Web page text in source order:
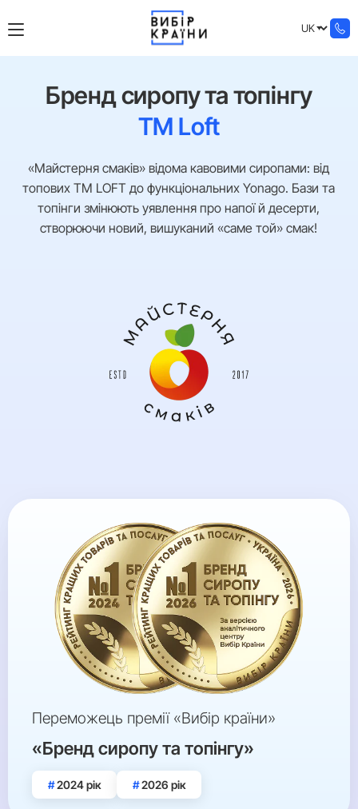
Бренд сиропу та топінгу
ТМ Loft
«Майстерня смаків» відома кавовими сиропами: від
топових ТМ LOFT до функціональних Yonago. Бази та
топінги змінюють уявлення про напої й десерти,
створюючи новий, вишуканий «саме той» смак!
Переможець премії «Вибір країни»
«Бренд сиропу та топінгу»
2024 рік 2026 рік